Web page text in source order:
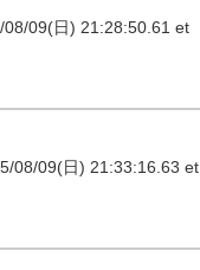
09(日) 21:28:50.61 et
08/09(日) 21:33:16.63 et